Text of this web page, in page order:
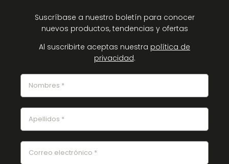
Suscríbase a nuestro boletín para conocer
nuevos productos, tendencias y ofertas
Al suscribirte aceptas nuestra política de
privacidad.